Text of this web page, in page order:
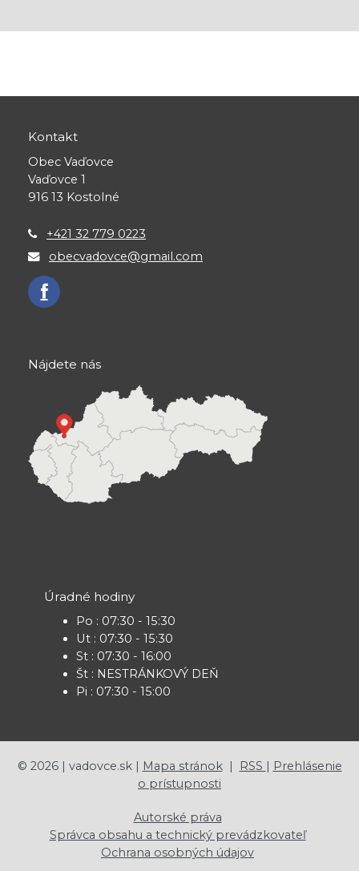
Kontakt
Obec Vaďovce
Vaďovce 1
916 13 Kostolné
+421 32 779 0223
obecvadovce@gmail.com
Nájdete nás
Úradné hodiny
Po : 07:30 - 15:30
Ut : 07:30 - 15:30
St : 07:30 - 16:00
Št : NESTRÁNKOVÝ DEŇ
Pi : 07:30 - 15:00
© 2026| vadovce.sk | Mapa stránok| RSS | Prehlásenie
o prístupnosti
Autorské práva
Správca obsahu a technický prevádzkovateľ
Ochrana osobných údajov